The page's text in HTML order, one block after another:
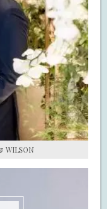
WILSON